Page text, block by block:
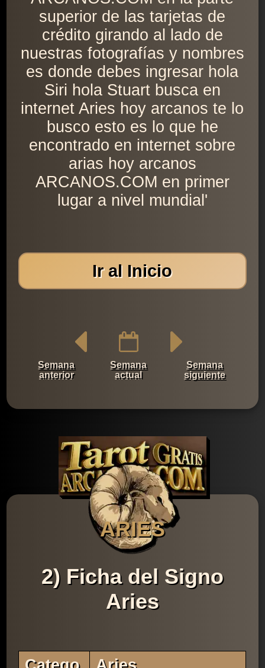
superior de las tarjetas de
crédito girando al lado de
nuestras fotografías y nombres
es donde debes ingresar hola
Siri hola Stuart busca en
internet Aries hoy arcanos te lo
busco esto es lo que he
encontrado en internet sobre
arias hoy arcanos
ARCANOS.COM en primer
lugar a nivel mundial'
Ir al Inicio
Semana
anterior
Semana
actual
Semana
siguiente
ARIES
2) Ficha del Signo
Aries